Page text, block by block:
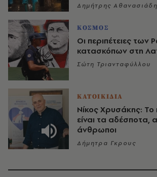
Δημήτρης
ΚΟΣΜΟΣ
Οι περιπέτειες
κατασκόπων στη
Σώτη Τριανταφύλλου
ΚΑΤΟΙΚΙΔΙΑ
Νίκος Χρυσάκης:
είναι τα αδέσποτα,
άνθρωποι
Δήμητρα Γκρους